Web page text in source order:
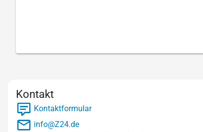
Kontakt
Kontaktformular
info@Z24.de